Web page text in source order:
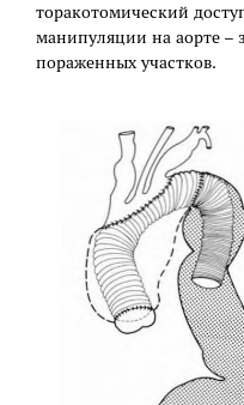
торакотомический
манипуляции на аорте –
пораженных участков.